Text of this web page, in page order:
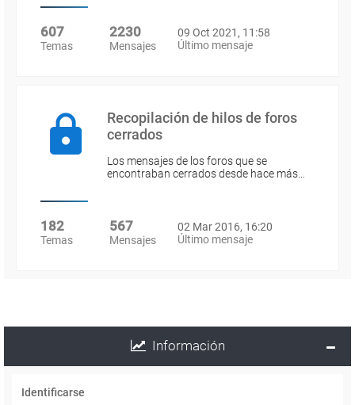
607
Temas
2230
Mensajes
09 Oct 2021, 11:58
Último mensaje
Recopilación de hilos de foros
cerrados
Los mensajes de los foros que se
encontraban cerrados desde hace más…
182
Temas
567
Mensajes
02 Mar 2016, 16:20
Último mensaje
Información
Identificarse